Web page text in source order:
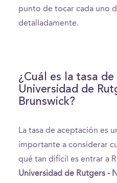
punto de tocar cada uno
detalladamente.
¿Cuál es la tasa
Universidad de
Brunswick?
La tasa de aceptación es
importante a considerar
qué tan difícil es entrar a
Universidad de Rutgers -